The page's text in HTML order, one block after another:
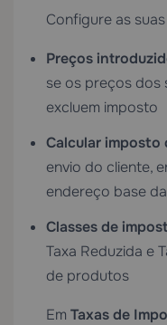
Configure as
Preços
se os preços dos
excluem imposto
Calcular imposto
envio do cliente,
endereço base
Classes de
Taxa Reduzida e
de produtos
Em Taxas de